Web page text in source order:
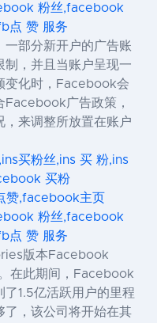
粉丝,facebook
点 赞 服务
一部分新开户的广告账
制，并且当账户呈现一
变化时，Facebook会
Facebook广告政策，
，来调整所放置在账户
买粉丝,ins 买 粉,ins
买粉
赞,facebook主页
粉丝,facebook
点 赞 服务
版本Facebook
在此期间，Facebook
1.5亿活跃用户的里程
了，该公司将开始在其